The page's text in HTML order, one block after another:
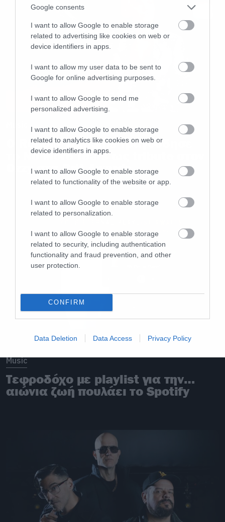
Google consents
I want to allow Google to enable storage
related to advertising like cookies on web or
device identifiers in apps.
I want to allow my user data to be sent to
Google for online advertising purposes.
I want to allow Google to send me
personalized advertising.
I want to allow Google to enable storage
related to analytics like cookies on web or
device identifiers in apps.
I want to allow Google to enable storage
related to functionality of the website or app.
I want to allow Google to enable storage
related to personalization.
I want to allow Google to enable storage
related to security, including authentication
functionality and fraud prevention, and other
user protection.
CONFIRM
Data Deletion Data Access Privacy Policy
Ο Robbie Williams τραγούδησε
το No More Tears ως tribute στον
Ozzy στα Brit Awards
Music
Τεφροδόχο με playlist για την…
αιώνια ζωή πουλάει το Spotify